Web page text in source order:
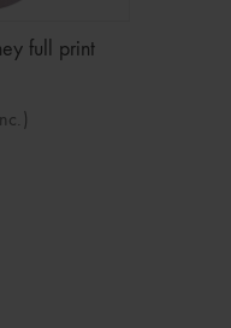
full print